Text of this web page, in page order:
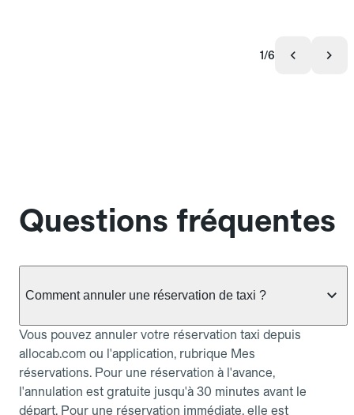
1/6
Questions fréquentes
Comment annuler une réservation de taxi ?
Vous pouvez annuler votre réservation taxi depuis
allocab.com ou l'application, rubrique Mes
réservations. Pour une réservation à l'avance,
l'annulation est gratuite jusqu'à 30 minutes avant le
départ. Pour une réservation immédiate, elle est